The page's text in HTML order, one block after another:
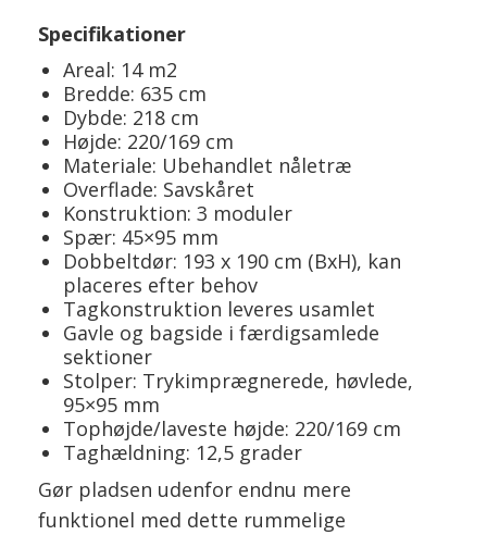
Specifikationer
Areal: 14 m2
Bredde: 635 cm
Dybde: 218 cm
Højde: 220/169 cm
Materiale: Ubehandlet nåletræ
Overflade: Savskåret
Konstruktion: 3 moduler
Spær: 45×95 mm
Dobbeltdør: 193 x 190 cm (BxH), kan
placeres efter behov
Tagkonstruktion leveres usamlet
Gavle og bagside i færdigsamlede
sektioner
Stolper: Trykimprægnerede, høvlede,
95×95 mm
Tophøjde/laveste højde: 220/169 cm
Taghældning: 12,5 grader
Gør pladsen udenfor endnu mere
funktionel med dette rummelige